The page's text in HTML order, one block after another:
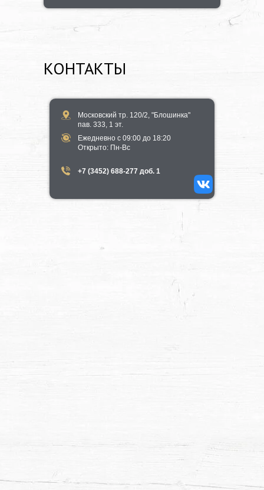
Московский тр. 120/2, "Блошинка"
пав. 333, 1 эт.
Ежедневно с 09:00 до 18:20
​Открыто​: Пн-Вс
+7 (3452) 688-277 доб. 1
КОНТАКТЫ